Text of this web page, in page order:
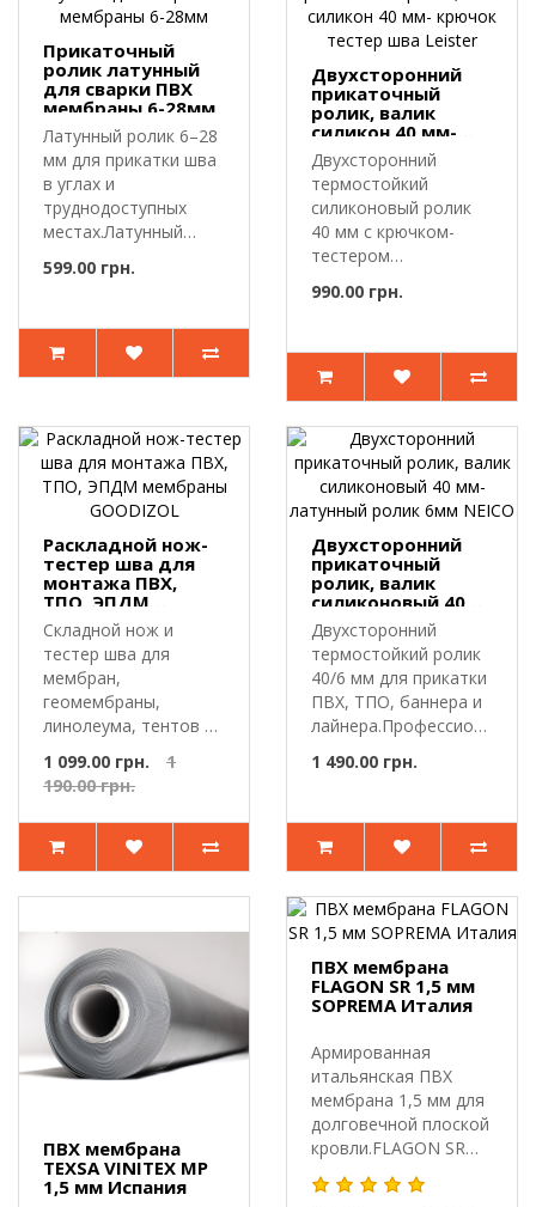
Прикаточный
ролик латунный
для сварки ПВХ
мембраны 6-28мм
Латунный ролик 6–28
мм для прикатки шва
в углах и
труднодоступных
местах.Латунный
599.00 грн.
Двухсторонний
прикаточный
ролик, валик
силикон 40 мм-
крючок тестер
шва Leister
Двухсторонний
термостойкий
силиконовый ролик
40 мм с крючком-
тестером
прикаточный ..
990.00 грн.
Раскладной нож-
тестер шва для
монтажа ПВХ,
ТПО, ЭПДМ
мембраны
GOODIZOL
Складной нож и
тестер шва для
мембран,
геомембраны,
линолеума, тентов и
нож-тестер..
1 099.00 грн.
1
190.00 грн.
Двухсторонний
прикаточный
ролик, валик
силиконовый 40
мм- латунный
ролик 6мм NEICO
Двухсторонний
термостойкий ролик
40/6 мм для прикатки
ПВХ, ТПО, баннера и
1 490.00 грн.
ПВХ мембрана
TEXSA VINITEX MP
1,5 мм Испания
ПВХ мембрана
FLAGON SR 1,5 мм
SOPREMA Италия
Армированная
итальянская ПВХ
мембрана 1,5 мм для
долговечной плоской
кровли.FLAGON SR
1,5 мм SOPREMA..